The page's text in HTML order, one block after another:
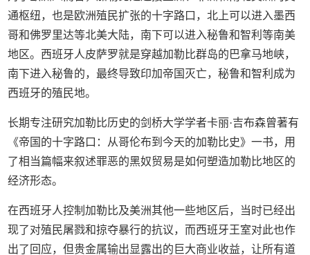
通枢纽，也是欧洲殖民扩张的十字路口，北上可以进入墨西
哥和佛罗里达等北美大陆，南下可以进入秘鲁和智利等南美
地区。西班牙人皮萨罗就是穿越加勒比群岛的巴拿马地峡，
南下进入秘鲁的，最终导致印加帝国灭亡，秘鲁和智利成为
西班牙的殖民地。
长期专注研究加勒比历史的剑桥大学学者卡丽·吉布森曾著有
《帝国的十字路口：从哥伦布到今天的加勒比史》一书，用
了相当篇幅来叙述罪恶的黑奴贸易是如何塑造加勒比地区的
经济形态。
在西班牙人控制加勒比及美洲其他一些地区后，当时已经出
现了对殖民屠戮和掠夺暴行的抗议，而西班牙王室对此也作
出了回应，但贵金属输出显露出的巨大商业收益，让所有道